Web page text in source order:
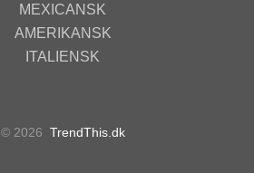
MEXICANSK
AMERIKANSK
ITALIENSK
© 2026 TrendThis.dk